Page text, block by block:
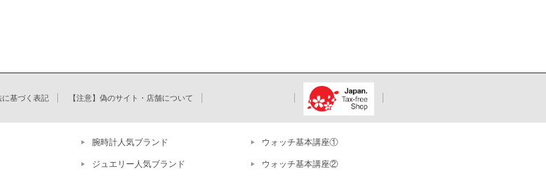
基づく表記 【注意】偽のサイト・店舗について
腕時計人気ブランド
ジュエリー人気ブランド
ウォッチ基本講座①
ウォッチ基本講座②